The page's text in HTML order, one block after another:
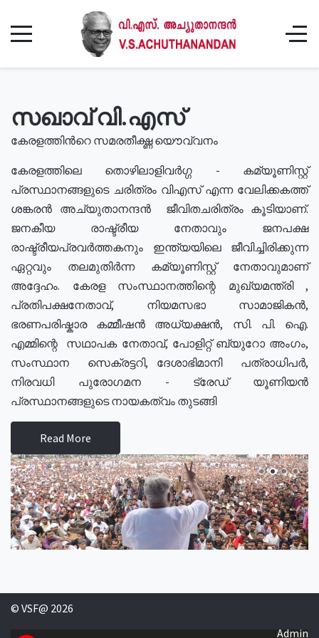
സഖാവ് വി.എസ്
കേരളത്തിൻറെ സമരതീക്ഷ്ണ യൌവ്വനം
കേരളത്തിലെ തൊഴിലാളിവർഗ്ഗ - കമ്യൂണിസ്റ്റ്
പ്രസ്ഥാനങ്ങളുടെ ചരിത്രം വിഎസ് എന്ന വേലിക്കകത്ത്
ശങ്കരൻ അച്യുതാനന്ദൻ ജീവിതചരിത്രം കൂടിയാണ്.
ജനകീയ രാഷ്ട്രീയ നേതാവും ജനപക്ഷ
രാഷ്ട്രീയപ്രവർത്തകനും ഇന്ത്യയിലെ ജീവിച്ചിരിക്കുന്ന
ഏറ്റവും തലമുതിർന്ന കമ്യൂണിസ്റ്റ് നേതാവുമാണ്
അദ്ദേഹം. കേരള സംസ്ഥാനത്തിന്റെ മുഖ്യമന്ത്രി ,
പ്രതിപക്ഷനേതാവ്, നിയമസഭാ സാമാജികൻ,
ഭരണപരിഷ്കാര കമ്മീഷൻ അധ്യക്ഷൻ, സി. പി. ഐ.
എമ്മിന്റെ സഥാപക നേതാവ്, പോളിറ്റ് ബ്യുറോ അംഗം,
സംസ്ഥാന സെക്രട്ടറി, ദേശാഭിമാനി പത്രാധിപർ,
നിരവധി പുരോഗമന - ട്രേഡ് യൂണിയൻ
പ്രസ്ഥാനങ്ങളുടെ നായകത്വം തുടങ്ങി
Read More
© VSF@ 2026
Admin